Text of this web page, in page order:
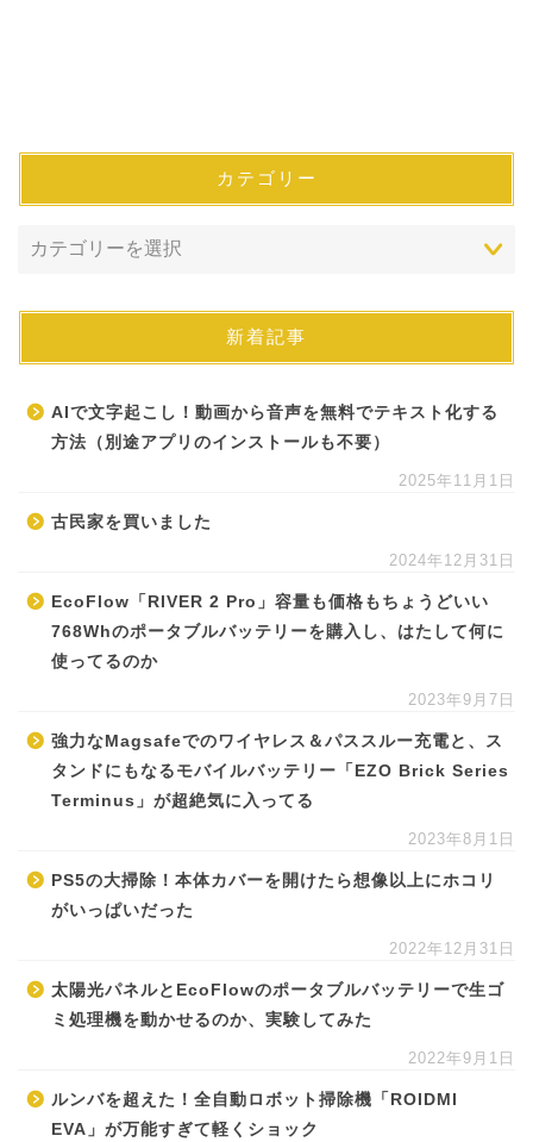
カテゴリー
新着記事
AIで文字起こし！動画から音声を無料でテキスト化する
方法（別途アプリのインストールも不要）
2025年11月1日
古民家を買いました
2024年12月31日
EcoFlow「RIVER 2 Pro」容量も価格もちょうどいい
768Whのポータブルバッテリーを購入し、はたして何に
使ってるのか
2023年9月7日
強力なMagsafeでのワイヤレス＆パススルー充電と、ス
タンドにもなるモバイルバッテリー「EZO Brick Series
Terminus」が超絶気に入ってる
2023年8月1日
PS5の大掃除！本体カバーを開けたら想像以上にホコリ
がいっぱいだった
2022年12月31日
太陽光パネルとEcoFlowのポータブルバッテリーで生ゴ
ミ処理機を動かせるのか、実験してみた
2022年9月1日
ルンバを超えた！全自動ロボット掃除機「ROIDMI
EVA」が万能すぎて軽くショック